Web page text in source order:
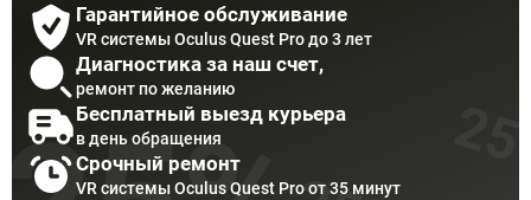
Гарантийное обслуживание
VR системы Oculus Quest Pro до 3 лет
Диагностика за наш счет,
ремонт по желанию
Бесплатный выезд курьера
в день обращения
Срочный ремонт
VR системы Oculus Quest Pro от 35 минут